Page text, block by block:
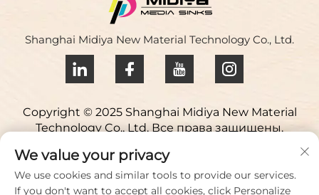
Shanghai Midiya New Material Technology Co., Ltd.
Copyright © 2025 Shanghai Midiya New Material
Technology Co., Ltd. Все права защищены.
Политика конфиденциальности
Свяжитесь с нами
We value your privacy
We use cookies and similar tools to provide our services.
If you don't want to accept all cookies, click Personalize